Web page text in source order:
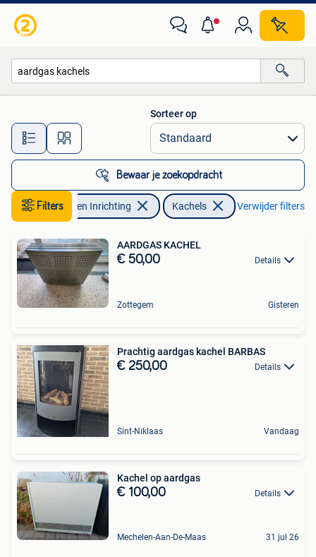
Alle afstanden…
Sorteer op
Bewaar je zoekopdracht
FiltersHuis en Inrichting Kachels Verwijder filters
AARDGAS KACHEL
€ 50,00 Details
Zottegem Gisteren
Prachtig aardgas kachel BARBAS
€ 250,00 Details
Sint-Niklaas Vandaag
Kachel op aardgas
€ 100,00 Details
Mechelen-Aan-De-Maas 31 jul 26